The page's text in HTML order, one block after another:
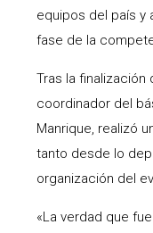
equipos del país y
fase de la
Tras la finalización
coordinador del
Manrique, realizó
tanto desde lo
organización del
«La verdad que